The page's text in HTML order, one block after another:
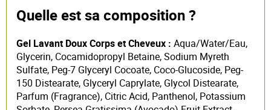
Quelle est sa composition ?
Gel Lavant Doux Corps et Cheveux : Aqua/Water/Eau,
Glycerin, Cocamidopropyl Betaine, Sodium Myreth
Sulfate, Peg-7 Glyceryl Cocoate, Coco-Glucoside, Peg-
150 Distearate, Glyceryl Caprylate, Glycol Distearate,
Parfum (Fragrance), Citric Acid, Panthenol, Potassium